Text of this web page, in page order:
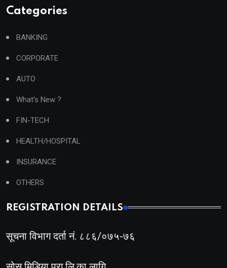
Categories
BANKING
CORPORATE
AUTO
What's New ?
FIN-TECH
HEALTH/HOSPITAL
INSURANCE
OTHERS
REGISTRATION DETAILS
सूचना विभाग दर्ता नं. ८८६/०७५-७६